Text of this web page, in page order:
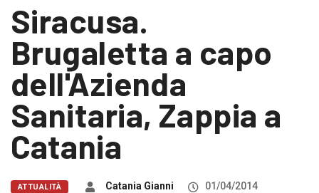
Siracusa.
Brugaletta a capo
dell'Azienda
Sanitaria, Zappia a
Catania
ATTUALITÀ Catania Gianni
01/04/2014